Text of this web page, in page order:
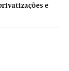
e